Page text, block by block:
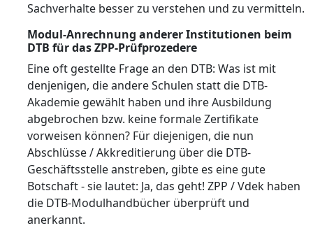
Sachverhalte besser zu verstehen und zu vermitteln.
Modul-Anrechnung anderer Institutionen beim
DTB für das ZPP-Prüfprozedere
Eine oft gestellte Frage an den DTB: Was ist mit
denjenigen, die andere Schulen statt die DTB-
Akademie gewählt haben und ihre Ausbildung
abgebrochen bzw. keine formale Zertifikate
vorweisen können? Für diejenigen, die nun
Abschlüsse / Akkreditierung über die DTB-
Geschäftsstelle anstreben, gibte es eine gute
Botschaft - sie lautet: Ja, das geht! ZPP / Vdek haben
die DTB-Modulhandbücher überprüft und
anerkannt.